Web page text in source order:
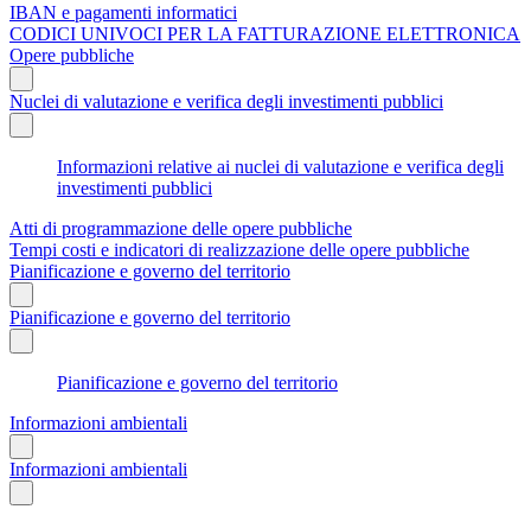
IBAN e pagamenti informatici
CODICI UNIVOCI PER LA FATTURAZIONE ELETTRONICA
Opere pubbliche
Nuclei di valutazione e verifica degli investimenti pubblici
Informazioni relative ai nuclei di valutazione e verifica degli
investimenti pubblici
Atti di programmazione delle opere pubbliche
Tempi costi e indicatori di realizzazione delle opere pubbliche
Pianificazione e governo del territorio
Pianificazione e governo del territorio
Pianificazione e governo del territorio
Informazioni ambientali
Informazioni ambientali